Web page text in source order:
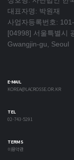
대표자명: 박원재
사업자등록번호:
[04998] 서울특별시
Gwangjin-gu, Seoul
E-MAIL
KOREA@LACROSSE.OR.KR
TEL
02-743-5291
TERMS
이용약관